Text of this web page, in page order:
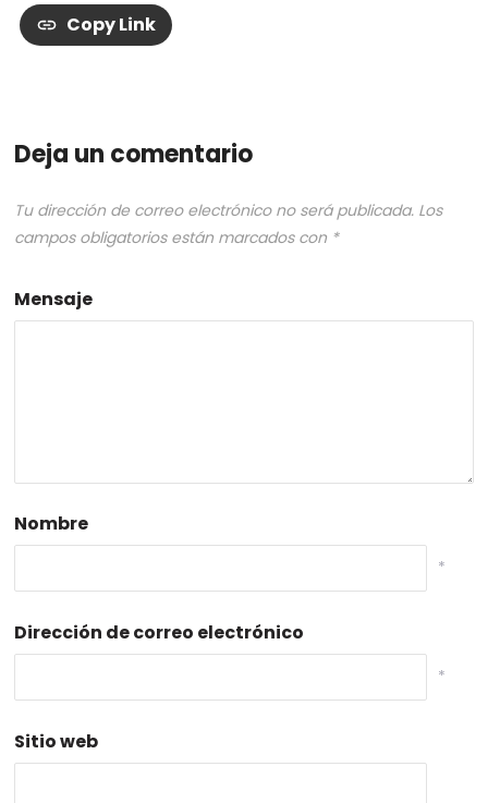
Copy Link
Deja un comentario
Tu dirección de correo electrónico no será publicada. Los
campos obligatorios están marcados con *
Mensaje
Nombre
*
Dirección de correo electrónico
*
Sitio web